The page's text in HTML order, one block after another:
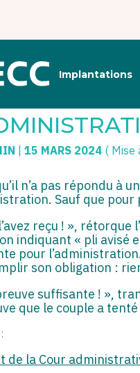
Principal
Implantations
|15 MARS 2024 ( Mise
n’a pas répondu à
Sauf que
reçu ! »,
indiquant « pli avisé
pour
son obligation :
suffisante ! »,
que le couple a
de la Cour